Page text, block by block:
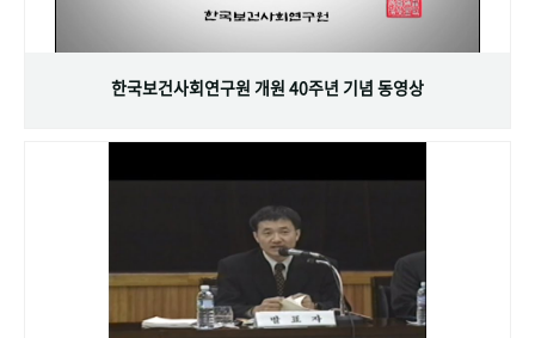
한국보건사회연구원 개원 40주년 기념 동영상